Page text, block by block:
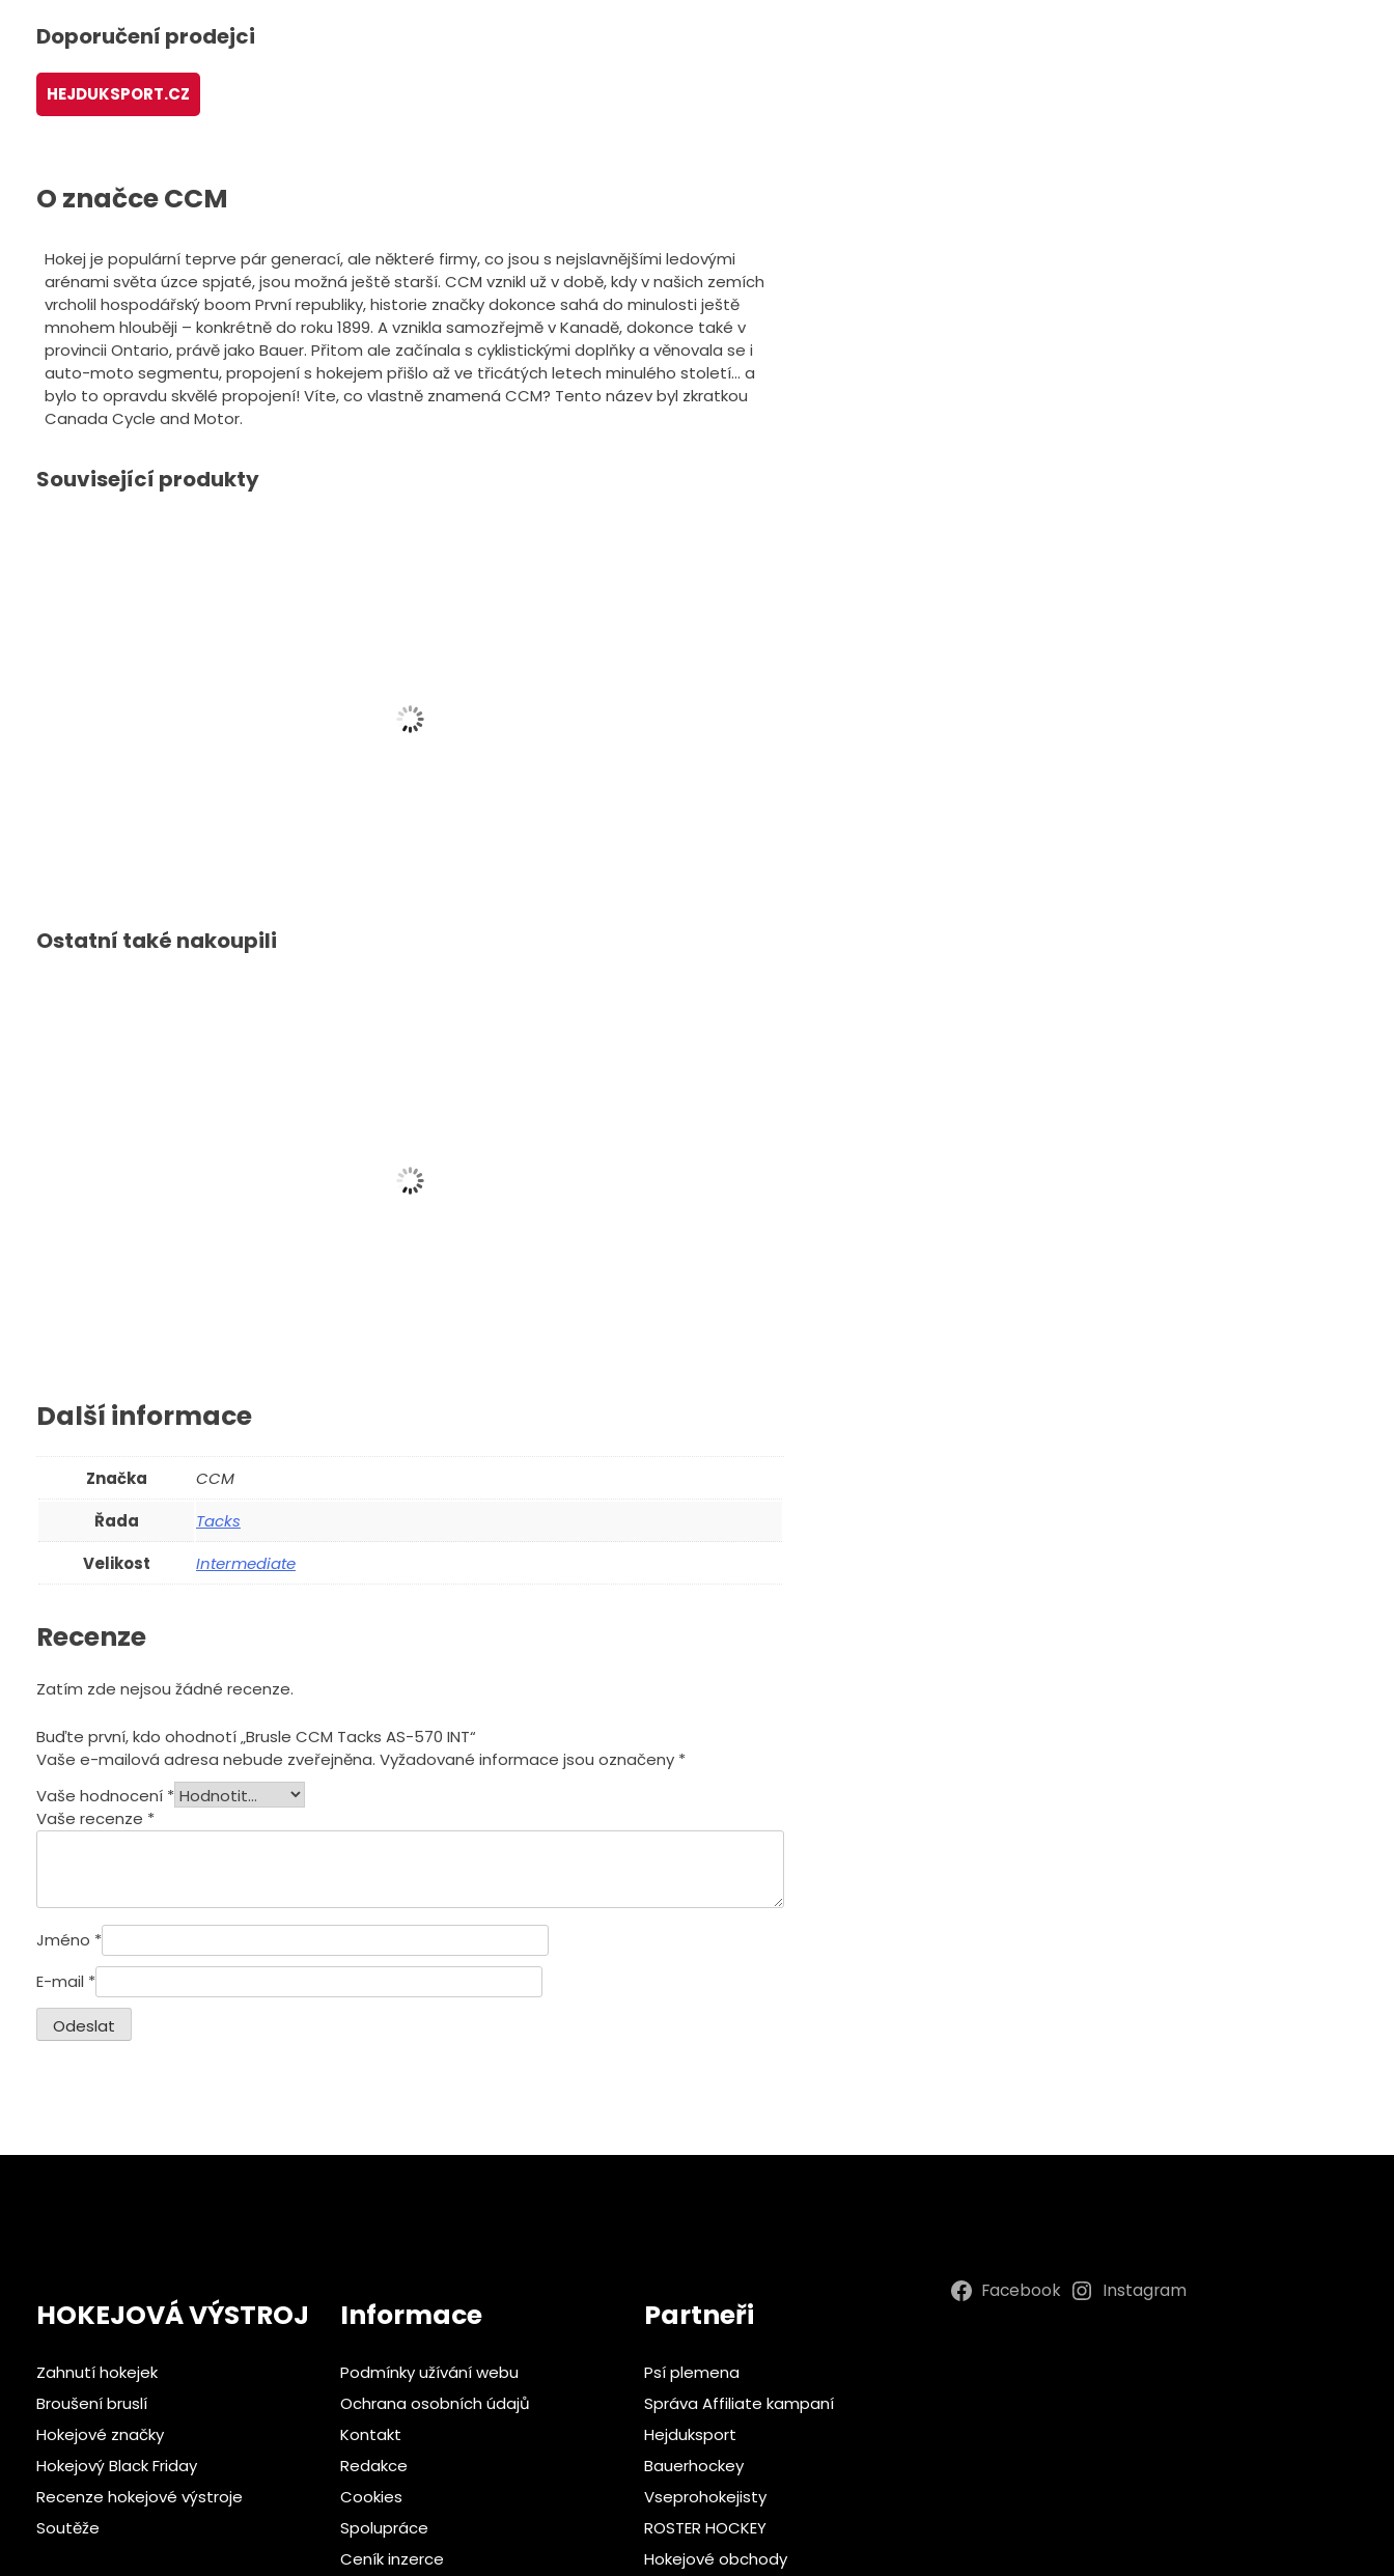
Doporučení prodejci
HEJDUKSPORT.CZ
O značce CCM
Hokej je populární teprve pár generací, ale některé firmy, co jsou s nejslavnějšími ledovými
arénami světa úzce spjaté, jsou možná ještě starší. CCM vznikl už v době, kdy v našich zemích
vrcholil hospodářský boom První republiky, historie značky dokonce sahá do minulosti ještě
mnohem hlouběji – konkrétně do roku 1899. A vznikla samozřejmě v Kanadě, dokonce také v
provincii Ontario, právě jako Bauer. Přitom ale začínala s cyklistickými doplňky a věnovala se i
auto-moto segmentu, propojení s hokejem přišlo až ve třicátých letech minulého století... a
bylo to opravdu skvělé propojení! Víte, co vlastně znamená CCM? Tento název byl zkratkou
Canada Cycle and Motor.
Související produkty
Ostatní také nakoupili
Zobrazit
Další informace
Značka
CCM
Řada
Tacks
Velikost
Intermediate
Recenze
Zatím zde nejsou žádné recenze.
Buďte první, kdo ohodnotí „Brusle CCM Tacks AS-570 INT“
Vaše e-mailová adresa nebude zveřejněna. Vyžadované informace jsou označeny *
Vaše hodnocení *
Vaše recenze *
Jméno *
E-mail *
HOKEJOVÁ VÝSTROJ
Zahnutí hokejek
Broušení bruslí
Hokejové značky
Hokejový Black Friday
Recenze hokejové výstroje
Soutěže
Informace
Podmínky užívání webu
Ochrana osobních údajů
Kontakt
Redakce
Cookies
Spolupráce
Ceník inzerce
Partneři
Psí plemena
Správa Affiliate kampaní
Hejduksport
Bauerhockey
Vseprohokejisty
ROSTER HOCKEY
Hokejové obchody
Facebook Instagram